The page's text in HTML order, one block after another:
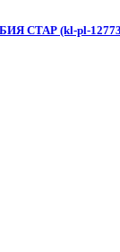
СТАР (kl-pl-